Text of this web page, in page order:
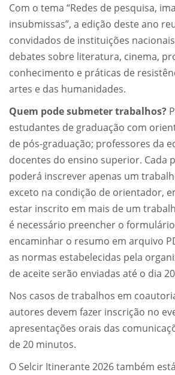
Com o tema “Redes de pesquisa,
insubmissas”, a edição deste ano
convidados de instituições
debates sobre literatura, cinema,
conhecimento e práticas de
artes e das humanidades.
Quem pode submeter trabalhos?
estudantes de graduação com
de pós-graduação; professores da
docentes do ensino superior. Cada
poderá inscrever apenas um
exceto na condição de orientador,
estar inscrito em mais de um
é necessário preencher o
encaminhar o resumo em arquivo
as normas estabelecidas pela
de aceite serão enviadas até o dia
Nos casos de trabalhos em
autores devem fazer inscrição no
apresentações orais das
de 20 minutos.
O Selcir Itinerante 2026 também